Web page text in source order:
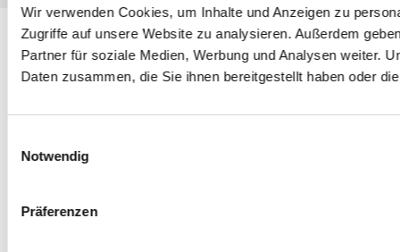
Wir verwenden Cookies, um Inhalte und Anzeigen zu
Zugriffe auf unsere Website zu analysieren. Außerdem
Partner für soziale Medien, Werbung und Analysen weiter.
Daten zusammen, die Sie ihnen bereitgestellt haben oder
Notwendig
Präferenzen